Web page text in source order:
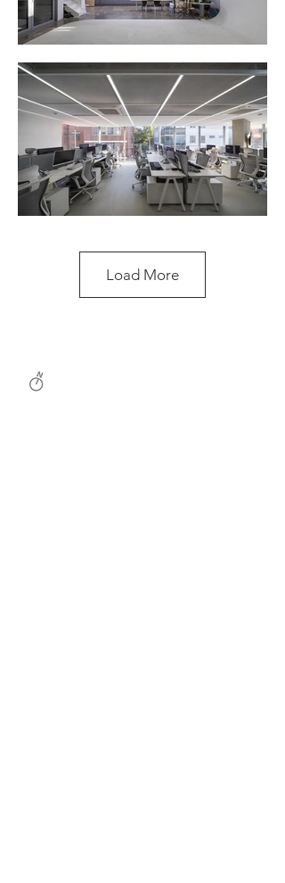
Load More